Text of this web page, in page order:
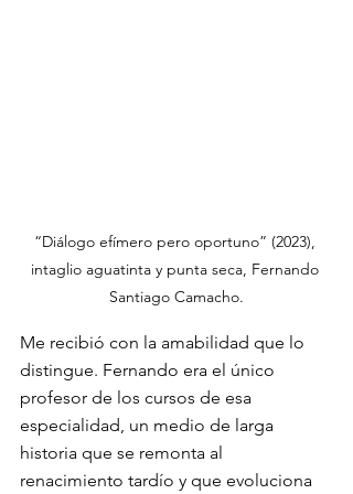
“Diálogo efímero pero oportuno” (2023),
intaglio aguatinta y punta seca, Fernando
Santiago Camacho.
Me recibió con la amabilidad que lo
distingue. Fernando era el único
profesor de los cursos de esa
especialidad, un medio de larga
historia que se remonta al
renacimiento tardío y que evoluciona